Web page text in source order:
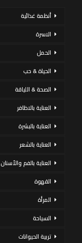
أنظمة غذائية
الاسرة
الحمل
الحياة & حب
الصحة & اللياقة
العناية بالاظافر
العناية بالبشرة
العناية بالشعر
العناية بالفم والأسنان
القهوة
المرأة
السياحة
تربية الحيوانات